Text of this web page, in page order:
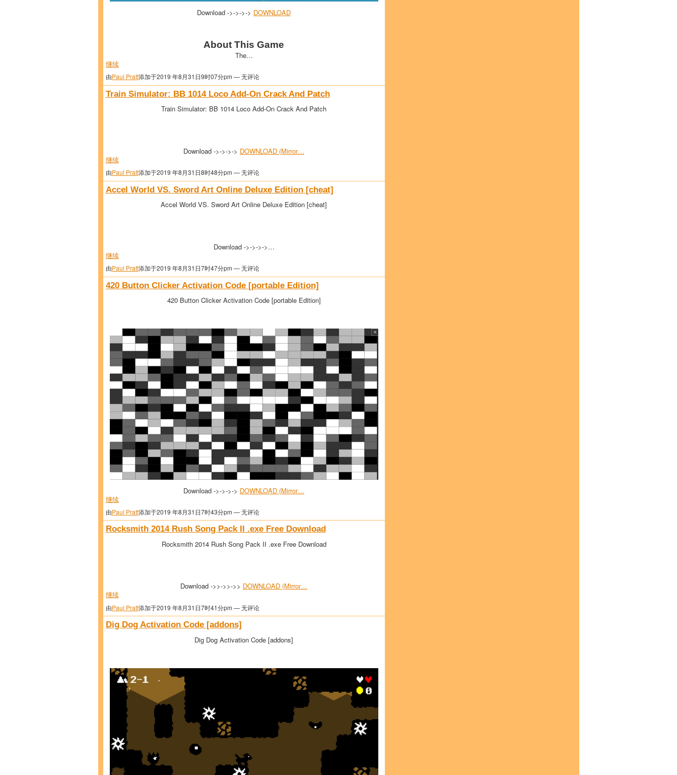
Download ->->->-> DOWNLOAD
About This Game
The…
继续
由Paul Pratt添加于2019 年8月31日9时07分pm — 无评论
Train Simulator: BB 1014 Loco Add-On Crack And Patch
Train Simulator: BB 1014 Loco Add-On Crack And Patch
Download ->->->-> DOWNLOAD (Mirror…
继续
由Paul Pratt添加于2019 年8月31日8时48分pm — 无评论
Accel World VS. Sword Art Online Deluxe Edition [cheat]
Accel World VS. Sword Art Online Deluxe Edition [cheat]
Download ->->->->…
继续
由Paul Pratt添加于2019 年8月31日7时47分pm — 无评论
420 Button Clicker Activation Code [portable Edition]
420 Button Clicker Activation Code [portable Edition]
Download ->->->-> DOWNLOAD (Mirror…
继续
由Paul Pratt添加于2019 年8月31日7时43分pm — 无评论
Rocksmith 2014 Rush Song Pack II .exe Free Download
Rocksmith 2014 Rush Song Pack II .exe Free Download
Download ->>->>->> DOWNLOAD (Mirror…
继续
由Paul Pratt添加于2019 年8月31日7时41分pm — 无评论
Dig Dog Activation Code [addons]
Dig Dog Activation Code [addons]